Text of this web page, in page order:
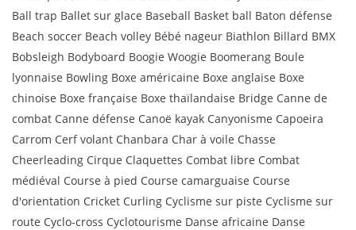
Ball trap Ballet sur glace Baseball Basket ball Baton défense
Beach soccer Beach volley Bébé nageur Biathlon Billard BMX
Bobsleigh Bodyboard Boogie Woogie Boomerang Boule
lyonnaise Bowling Boxe américaine Boxe anglaise Boxe
chinoise Boxe française Boxe thaïlandaise Bridge Canne de
combat Canne défense Canoë kayak Canyonisme Capoeira
Carrom Cerf volant Chanbara Char à voile Chasse
Cheerleading Cirque Claquettes Combat libre Combat
médiéval Course à pied Course camarguaise Course
d'orientation Cricket Curling Cyclisme sur piste Cyclisme sur
route Cyclo-cross Cyclotourisme Danse africaine Danse